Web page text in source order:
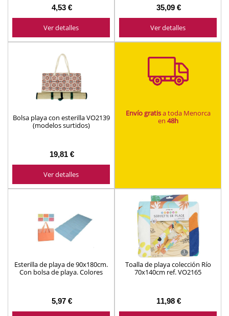
4,53 €
Ver detalles
35,09 €
Ver detalles
Bolsa playa con esterilla VO2139
(modelos surtidos)
19,81 €
Ver detalles
Envío gratisa toda Menorca
en 48h
Esterilla de playa de 90x180cm.
Con bolsa de playa. Colores
5,97 €
Toalla de playa colección Río
70x140cm ref. VO2165
11,98 €